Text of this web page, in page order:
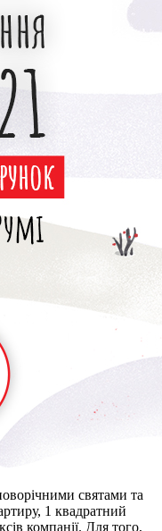
святами та
1 квадратний
компанії. Для того,